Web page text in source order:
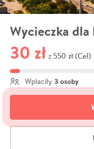
Wycieczka
30 zł z 550 zł (Cel)
Wpłaciły 3 osoby